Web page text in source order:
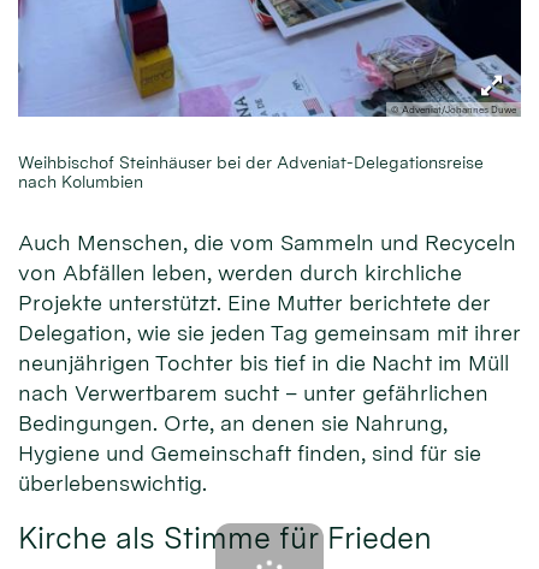
© Adveniat/Johannes Duwe
Weihbischof Steinhäuser bei der Adveniat-Delegationsreise
nach Kolumbien
Auch Menschen, die vom Sammeln und Recyceln
von Abfällen leben, werden durch kirchliche
Projekte unterstützt. Eine Mutter berichtete der
Delegation, wie sie jeden Tag gemeinsam mit ihrer
neunjährigen Tochter bis tief in die Nacht im Müll
nach Verwertbarem sucht – unter gefährlichen
Bedingungen. Orte, an denen sie Nahrung,
Hygiene und Gemeinschaft finden, sind für sie
überlebenswichtig.
Kirche als Stimme für Frieden